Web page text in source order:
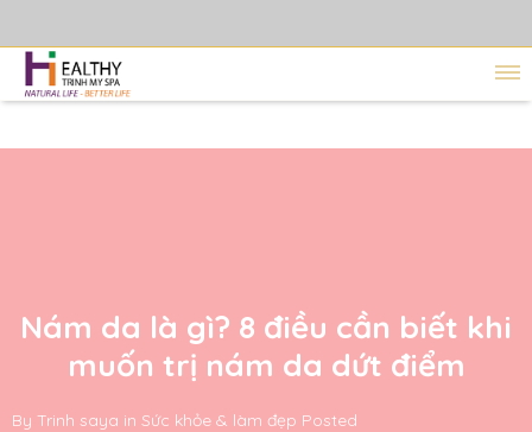
Nám da là gì? 8 điều cần biết khi
muốn trị nám da dứt điểm
By Trinh saya in Sức khỏe & làm đẹp Posted